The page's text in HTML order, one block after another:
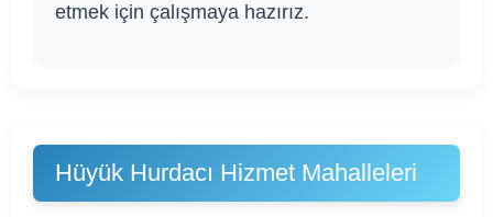
etmek için çalışmaya hazırız.
Hüyük Hurdacı Hizmet Mahalleleri